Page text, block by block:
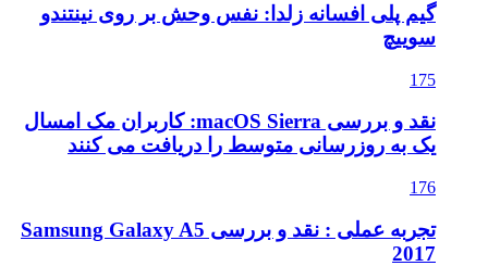
گیم پلی افسانه زلدا: نفس وحش بر روی نینتندو
سوییچ
175
نقد و بررسی macOS Sierra: کاربران مک امسال
یک به روزرسانی متوسط را دریافت می کنند
176
تجربه عملی : نقد و بررسی Samsung Galaxy A5
2017